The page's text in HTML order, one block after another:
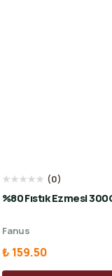
★★★★★ (0)
%80 Fıstık Ezmesi
Fanus
₺ 159.50